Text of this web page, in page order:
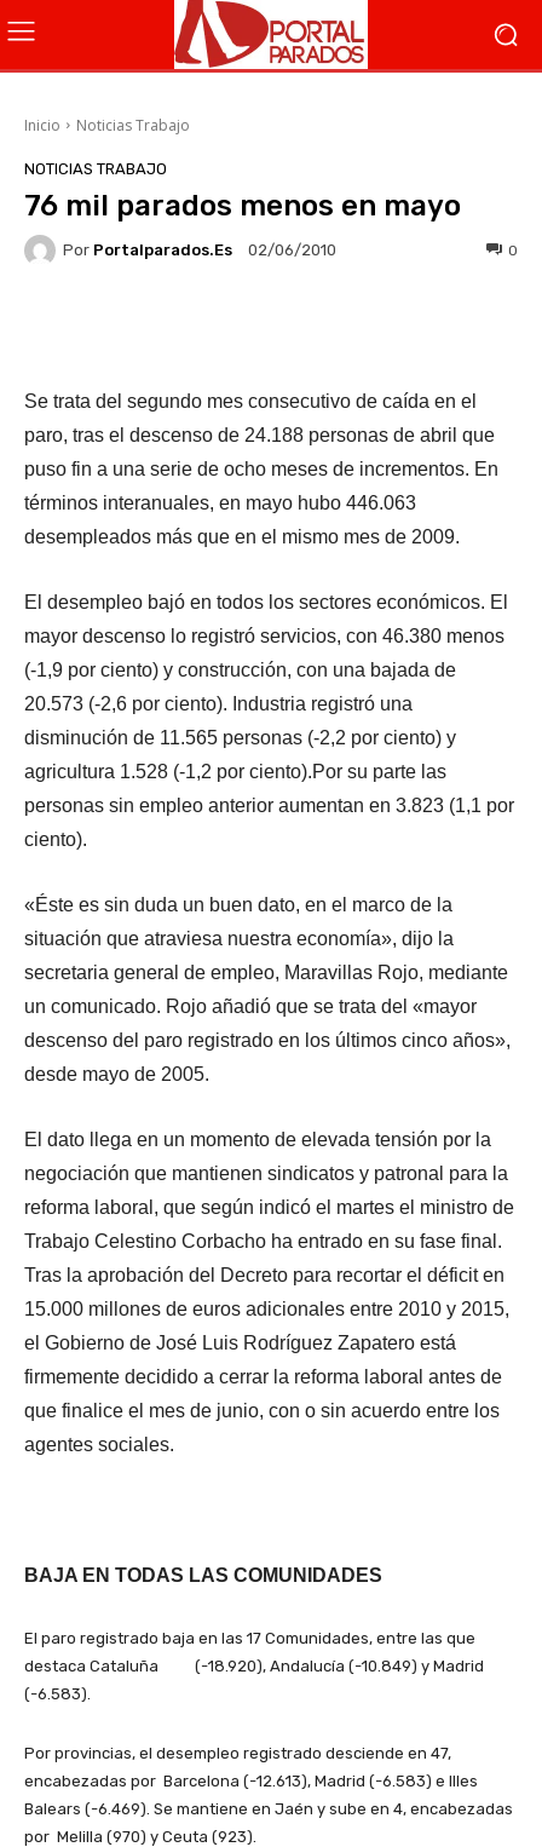
Inicio Noticias Trabajo
NOTICIAS TRABAJO
76 mil parados menos en mayo
Por Portalparados.es 02/06/2010 0
Se trata del segundo mes consecutivo de caída en el
paro, tras el descenso de 24.188 personas de abril que
puso fin a una serie de ocho meses de incrementos. En
términos interanuales, en mayo hubo 446.063
desempleados más que en el mismo mes de 2009.
El desempleo bajó en todos los sectores económicos. El
mayor descenso lo registró servicios, con 46.380 menos
(-1,9 por ciento) y construcción, con una bajada de
20.573 (-2,6 por ciento). Industria registró una
disminución de 11.565 personas (-2,2 por ciento) y
agricultura 1.528 (-1,2 por ciento).Por su parte las
personas sin empleo anterior aumentan en 3.823 (1,1 por
ciento).
«Éste es sin duda un buen dato, en el marco de la
situación que atraviesa nuestra economía», dijo la
secretaria general de empleo, Maravillas Rojo, mediante
un comunicado. Rojo añadió que se trata del «mayor
descenso del paro registrado en los últimos cinco años»,
desde mayo de 2005.
El dato llega en un momento de elevada tensión por la
negociación que mantienen sindicatos y patronal para la
reforma laboral, que según indicó el martes el ministro de
Trabajo Celestino Corbacho ha entrado en su fase final.
Tras la aprobación del Decreto para recortar el déficit en
15.000 millones de euros adicionales entre 2010 y 2015,
el Gobierno de José Luis Rodríguez Zapatero está
firmemente decidido a cerrar la reforma laboral antes de
que finalice el mes de junio, con o sin acuerdo entre los
agentes sociales.
BAJA EN TODAS LAS COMUNIDADES
El paro registrado baja en las 17 Comunidades, entre las que
destaca Cataluña (-18.920), Andalucía (-10.849) y Madrid
(-6.583).
Por provincias, el desempleo registrado desciende en 47,
encabezadas por Barcelona (-12.613), Madrid (-6.583) e Illes
Balears (-6.469). Se mantiene en Jaén y sube en 4, encabezadas
por Melilla (970) y Ceuta (923).